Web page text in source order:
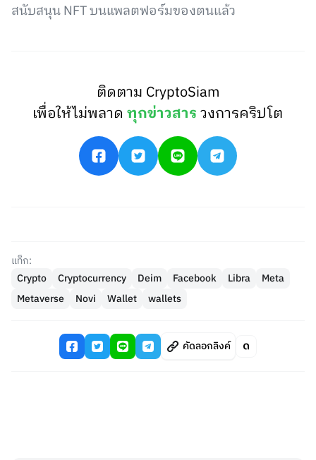
สนับสนุน NFT บนแพลตฟอร์มของตนแล้ว
ติดตาม CryptoSiam
เพื่อให้ไม่พลาดทุกข่าวสารวงการคริปโต
แท็ก:
Crypto
Cryptocurrency Deim Facebook Libra
Meta
Metaverse
Novi Wallet wallets
คัดลอกลิงค์